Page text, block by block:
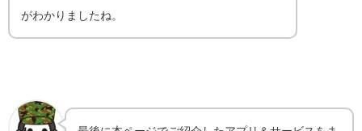
がわかりましたね。